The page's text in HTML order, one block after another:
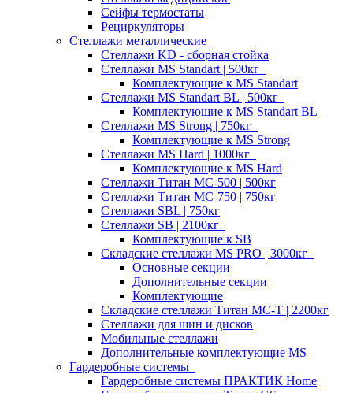
Сейфы термостаты
Рециркуляторы
Стеллажи металлические
Стеллажи KD - сборная стойка
Стеллажи MS Standart | 500кг
Комплектующие к MS Standart
Стеллажи MS Standart BL | 500кг
Комплектующие к MS Standart BL
Стеллажи MS Strong | 750кг
Комплектующие к MS Strong
Стеллажи MS Hard | 1000кг
Комплектующие к MS Hard
Стеллажи Титан МС-500 | 500кг
Стеллажи Титан МС-750 | 750кг
Стеллажи SBL | 750кг
Стеллажи SB | 2100кг
Комплектующие к SB
Складские стеллажи MS PRO | 3000кг
Основные секции
Дополнительные секции
Комплектующие
Складские стеллажи Титан МС-Т | 2200кг
Стеллажи для шин и дисков
Мобильные стеллажи
Дополнительные комплектующие MS
Гардеробные системы
Гардеробные системы ПРАКТИК Home